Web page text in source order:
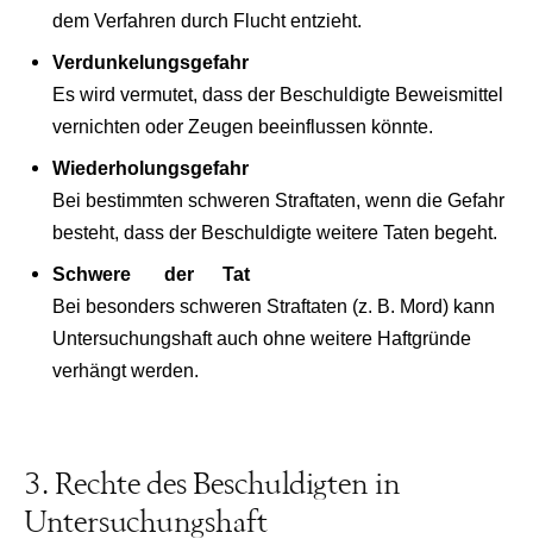
dem Verfahren durch Flucht entzieht.
Verdunkelungsgefahr
Es wird vermutet, dass der Beschuldigte Beweismittel
vernichten oder Zeugen beeinflussen könnte.
Wiederholungsgefahr
Bei bestimmten schweren Straftaten, wenn die Gefahr
besteht, dass der Beschuldigte weitere Taten begeht.
Schwere der Tat
Bei besonders schweren Straftaten (z. B. Mord) kann
Untersuchungshaft auch ohne weitere Haftgründe
verhängt werden.
3. Rechte des Beschuldigten in
Untersuchungshaft